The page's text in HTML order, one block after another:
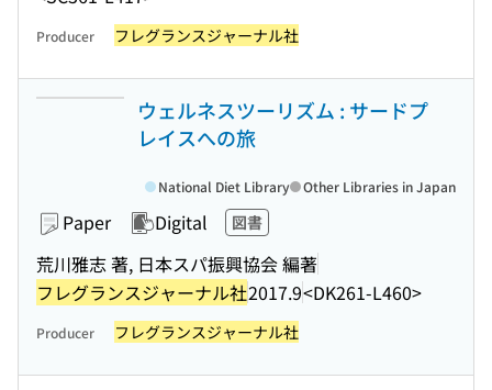
Producer フレグランスジャーナル社
ウェルネスツーリズム : サードプ
レイスへの旅
Paper Digital 図書
荒川雅志 著, 日本スパ振興協会 編著
フレグランスジャーナル社2017.9<DK261-L460>
National Diet Library Other Libraries in Japan
Producer フレグランスジャーナル社